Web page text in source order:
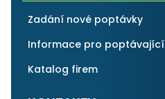
Zadání nové poptávky
Informace pro poptávající
Katalog firem